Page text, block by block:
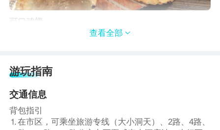
可口鸡翅
美味的烤鸡翅上浇上酱汁，不同于海鲜的美味，让你回
查看全部 
游玩指南
交通信息
背包指引
⒈在市区，可乘坐旅游专线（大小洞天）、2路、4路、